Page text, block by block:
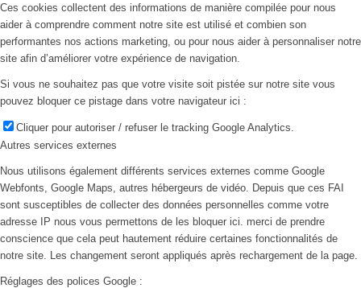
Ces cookies collectent des informations de manière compilée pour nous
aider à comprendre comment notre site est utilisé et combien son
performantes nos actions marketing, ou pour nous aider à personnaliser notre
site afin d’améliorer votre expérience de navigation.
Si vous ne souhaitez pas que votre visite soit pistée sur notre site vous
pouvez bloquer ce pistage dans votre navigateur ici :
Cliquer pour autoriser / refuser le tracking Google Analytics.
Autres services externes
Nous utilisons également différents services externes comme Google
Webfonts, Google Maps, autres hébergeurs de vidéo. Depuis que ces FAI
sont susceptibles de collecter des données personnelles comme votre
adresse IP nous vous permettons de les bloquer ici. merci de prendre
conscience que cela peut hautement réduire certaines fonctionnalités de
notre site. Les changement seront appliqués après rechargement de la page.
Réglages des polices Google :